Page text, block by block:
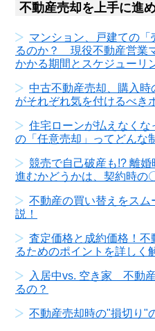
不動産売却を上手に進
マンション、戸建ての
るのか？ 現役不動産営業
かかる期間とスケジューリ
中古不動産売却、購入
がそれぞれ気を付けるべき
住宅ローンが払えなく
の「任意売却」ってどんな
競売で自己破産も!? 離
進むかどうかは、契約時の
不動産の買い替えをス
説！
査定価格と成約価格！
るためのポイントを詳しく
入居中vs. 空き家 不動
るの？
不動産売却時の"損切り"